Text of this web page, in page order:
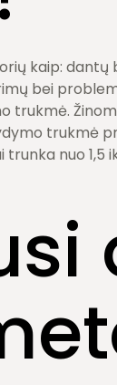
kaip:
bei
trukmė
nuo 1,5